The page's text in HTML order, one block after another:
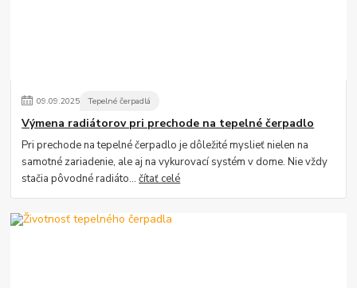
09.09.2025 Tepelné čerpadlá
Výmena radiátorov pri prechode na tepelné čerpadlo
Pri prechode na tepelné čerpadlo je dôležité myslieť nielen na
samotné zariadenie, ale aj na vykurovací systém v dome. Nie vždy
stačia pôvodné radiáto...čítať celé